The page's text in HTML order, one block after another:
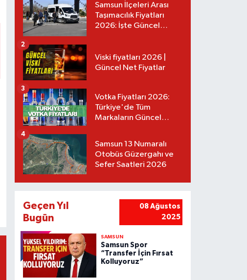
Samsun İlçeleri Arası
Taşımacılık Fiyatları
2026: İşte Güncel
Viski fiyatları 2026 |
Güncel Net Fiyatlar
2
Votka Fiyatları 2026:
Türkiye'de Tüm
Markaların Güncel
3
Samsun 13 Numaralı
Otobüs Güzergahı ve
Sefer Saatleri 2026
4
Geçen Yıl
Bugün
08 Ağustos
2025
SAMSUN
Samsun Spor
“Transfer İçin Fırsat
Kolluyoruz”